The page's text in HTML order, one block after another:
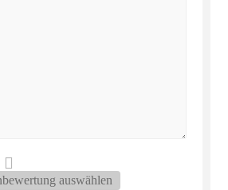
auswählen